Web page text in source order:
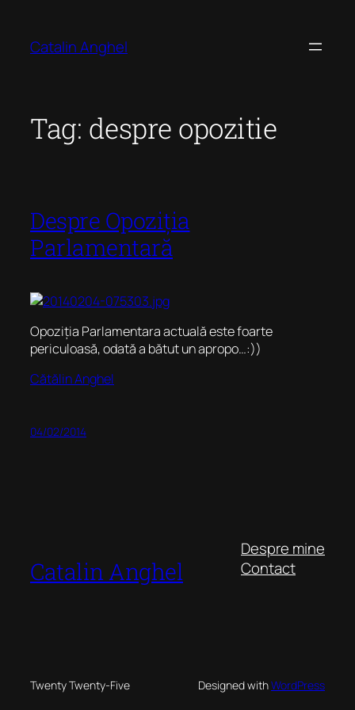
content
Catalin Anghel
Tag: despre opozitie
Despre Opoziția
Parlamentară
Opoziția Parlamentara actuală este foarte
periculoasă, odată a bătut un apropo…:))
Cătălin Anghel
04/02/2014
Catalin Anghel
Despre mine
Contact
Twenty Twenty-Five Designed withWordPress